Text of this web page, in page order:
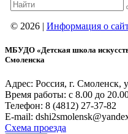
© 2026 | Информация о
МБУДО «Детская школа
Смоленска
Адрес: Россия, г. Смоленск,
Время работы: с 8.00 до
Телефон: 8 (4812) 27-37-82
E-mail:
Схема проезда